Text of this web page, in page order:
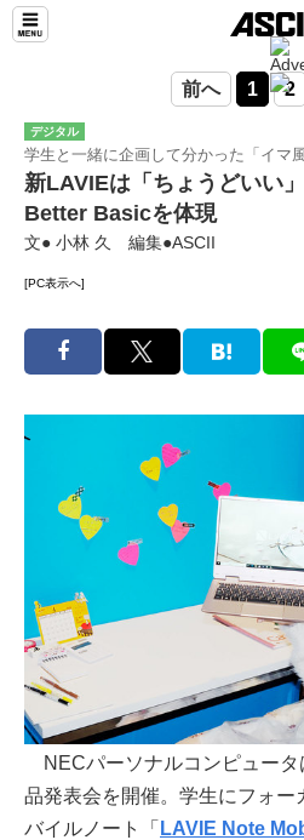
前へ 1 2
デジタル
学生と一緒に企画して分かった「イマ
新LAVIEは「ちょうどいい
Better Basicを体現
文● 小林 久 編集●ASCII
[PC表示へ]
NECパーソナルコンピュータ
品発表会を開催。学生にフォー
バイルノート「 LAVIE Note